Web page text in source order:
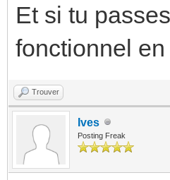
Et si tu
fonctionnel
Trouver
Ives
Posting Freak